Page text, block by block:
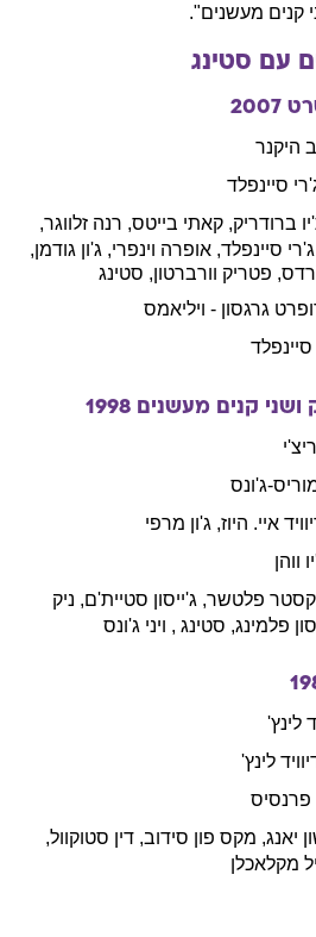
קנים מעשנים".
עם סטינג
2007
היקנר
סיינפלד
ברודריק, קאתי בייטס, רנה זלווגר,
ג'רי סיינפלד, אופרה וינפרי, ג'ון גודמן,
, פטריק וורברטון, סטינג
גרגסון - ויליאמס
סיינפלד
ושני קנים מעשנים 1998
ריצ'י
ג'ונס
איי. היוז, ג'ון מרפי
ווהן
פלטשר, ג'ייסון סטיית'ם, ניק
פלמינג, סטינג , ויני ג'ונס
לינץ'
לינץ'
פרנסיס
יאנג, מקס פון סידוב, דין סטוקוול,
מקלאכלן